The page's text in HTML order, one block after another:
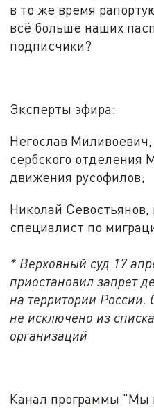
в то же время
всё больше наших
подписчики?
Эксперты эфира:
Негослав
сербского отделения
движения русофилов;
Николай Севостьянов,
специалист по
* Верховный суд 17
приостановил запрет
на территории
не исключено из
организаций
Канал программы "Мы